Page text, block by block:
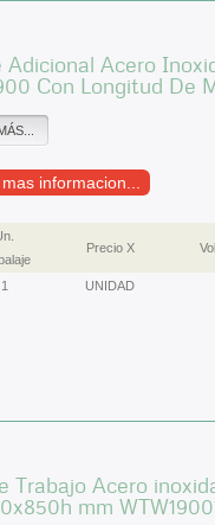
Adicional Acero
Con Longitud De
informacion...
Precio X
1 UNIDAD
Trabajo Acero
mm